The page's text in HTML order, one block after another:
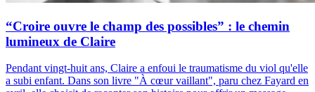
“Croire ouvre le champ des possibles” : le chemin
lumineux de Claire
Pendant vingt-huit ans, Claire a enfoui le traumatisme du viol qu'elle
a subi enfant. Dans son livre "À cœur vaillant", paru chez Fayard en